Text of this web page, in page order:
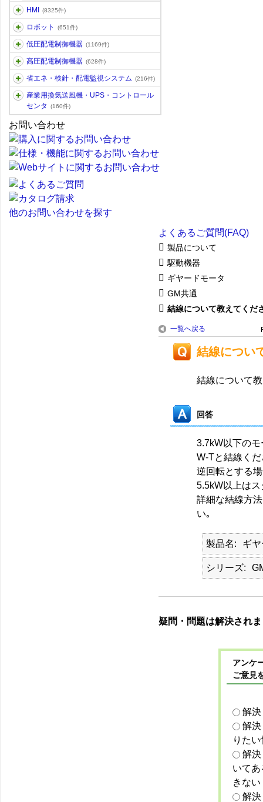
HMI (8325件)
ロボット (651件)
低圧配電制御機器 (1169件)
高圧配電制御機器 (628件)
省エネ・検針・配電監視システム (216件)
産業用換気送風機・UPS・コントロール
センタ
(160件)
お問い合わせ
他のお問い合わせを探す
よくあるご質問(FAQ)
製品について
駆動機器
ギヤードモータ
GM共通
結線について教えてくだ
一覧へ戻る
結線につい
結線について
回答
3.7kW以下の
W-Tと結線くだ
逆回転とする
5.5kW以上は
詳細な結線方
い｡
製品名 ギ
シリーズ
疑問・問題は解決され
アンケ
ご意見
解
解
りた
解
いて
きない
解